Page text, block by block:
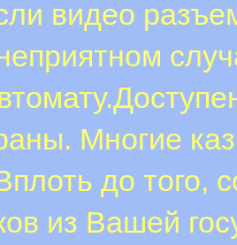
видео
Многие
до того,
из Вашей